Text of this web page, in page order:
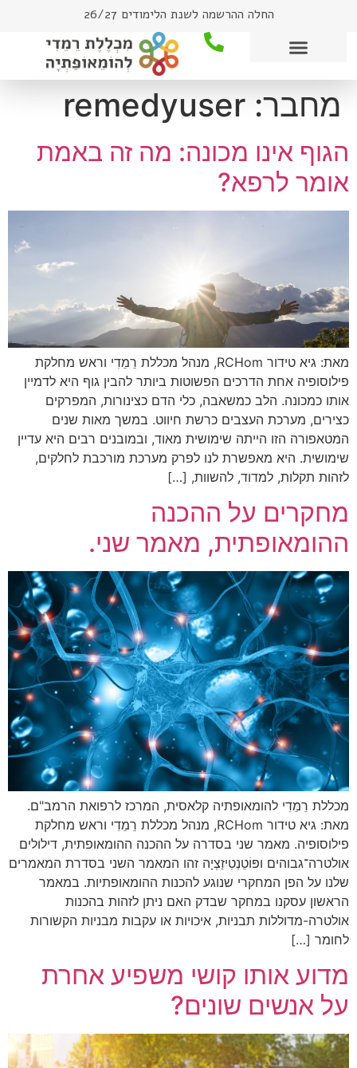
החלה ההרשמה לשנת הלימודים 26/27
מחבר: remedyuser
הגוף אינו מכונה: מה זה באמת
אומר לרפא?
מאת: גיא טידור RCHom, מנהל מכללת רֵמֵדִי וראש מחלקת
פילוסופיה אחת הדרכים הפשוטות ביותר להבין גוף היא לדמיין
אותו כמכונה. הלב כמשאבה, כלי הדם כצינורות, המפרקים
כצירים, מערכת העצבים כרשת חיווט. במשך מאות שנים
המטאפורה הזו הייתה שימושית מאוד, ובמובנים רבים היא עדיין
שימושית. היא מאפשרת לנו לפרק מערכת מורכבת לחלקים,
לזהות תקלות, למדוד, להשוות, […]
מחקרים על ההכנה
ההומאופתית, מאמר שני.
מכללת רֵמֵדִי להומאופתיה קלאסית, המרכז לרפואת הרמב"ם.
מאת: גיא טידור RCHom, מנהל מכללת רֵמֵדִי וראש מחלקת
פילוסופיה. מאמר שני בסדרה על ההכנה ההומאופתית, דילולים
אולטרה־גבוהים ופּוֹטֵנְטִיזַצְיָה זהו המאמר השני בסדרת המאמרים
שלנו על הפן המחקרי שנוגע להכנות ההומאופתיות. במאמר
הראשון עסקנו במחקר שבדק האם ניתן לזהות בהכנות
אולטרה-מדוללות תבניות, איכויות או עקבות מבניות הקשורות
לחומר […]
מדוע אותו קושי משפיע אחרת
על אנשים שונים?